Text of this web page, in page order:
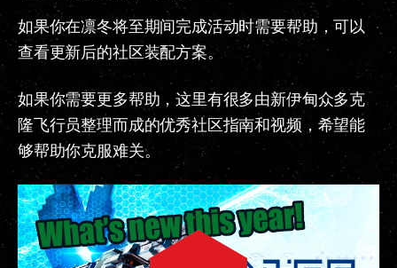
如果你在凛冬将至期间完成活动时需要帮助，可以
查看更新后的社区装配方案。
如果你需要更多帮助，这里有很多由新伊甸众多克
隆飞行员整理而成的优秀社区指南和视频，希望能
够帮助你克服难关。